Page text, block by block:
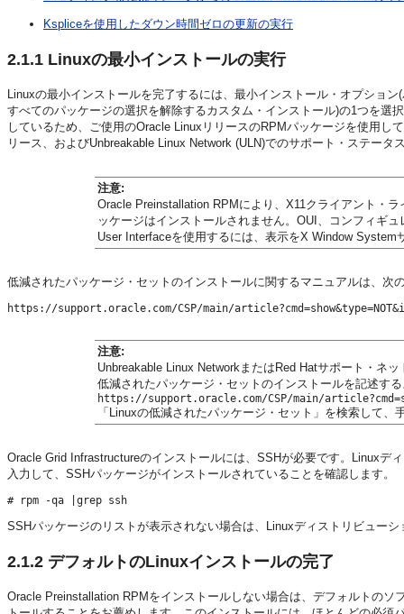
Kspliceを使用したダウン時間ゼロの更新の実行
2.1.1 Linuxの最小インストールの実行
Linuxの最小インストールを完了するには、最小インストール・オプショ
すべてのパッケージの選択を解除するカスタム・インストール)の1つを
しているため、ご使用のOracle LinuxリリースのRPMパッケージを使用
リース、およびUnbreakable Linux Network (ULN)でのサポート・ステータ
注意:
Oracle Preinstallation RPMにより、X11クライアント・
ッケージはインストールされません。OUI、コンフィギ
User Interfaceを使用するには、表示をX Window
低減されたパッケージ・セットのインストールに関するマニュアルは、次
https://support.oracle.com/CSP/main/
注意:
Unbreakable Linux NetworkまたはRed Hatサポート・ネ
低減されたパッケージ・セットのインストールを記述す
https://support.oracle.com/CSP/main/
「Linuxの低減されたパッケージ・セット」を検索して
Oracle Grid Infrastructureのインストールには、SSHが必要です。Linuxデ
入力して、SSHパッケージがインストールされていることを確認します。
SSHパッケージのリストが表示されない場合は、Linuxディストリビュー
2.1.2 デフォルトのLinuxインストールの完了
Oracle Preinstallation RPMをインストールしない場合は、デフォルトの